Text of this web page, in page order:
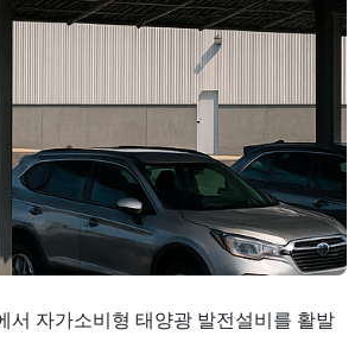
서 자가소비형 태양광 발전설비를 활발